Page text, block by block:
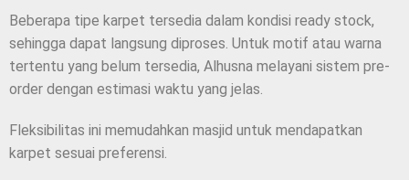
Beberapa tipe karpet tersedia dalam kondisi ready stock,
sehingga dapat langsung diproses. Untuk motif atau warna
tertentu yang belum tersedia, Alhusna melayani sistem pre-
order dengan estimasi waktu yang jelas.
Fleksibilitas ini memudahkan masjid untuk mendapatkan
karpet sesuai preferensi.